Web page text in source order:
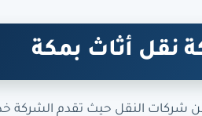
نقل أثاث بمكة
عن شركات النقل حيث تقدم